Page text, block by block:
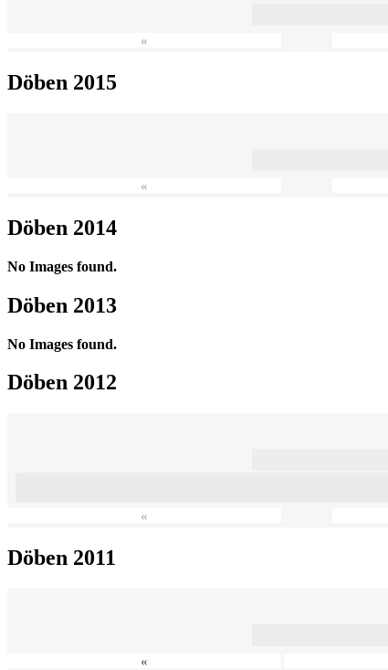
«
Döben 2015
«
Döben 2014
No Images found.
Döben 2013
No Images found.
Döben 2012
«
Döben 2011
«